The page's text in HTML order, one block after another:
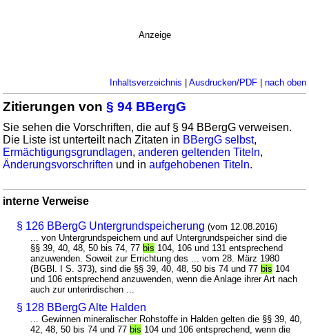
Anzeige
Inhaltsverzeichnis | Ausdrucken/PDF| nach oben
Zitierungen von§ 94 BBergG
Sie sehen die Vorschriften, die auf § 94 BBergG verweisen.
Die Liste ist unterteilt nach Zitaten in BBergG selbst,
Ermächtigungsgrundlagen,anderen geltenden Titeln,
Änderungsvorschriften und inaufgehobenen Titeln.
interne Verweise
§ 126 BBergG Untergrundspeicherung (vom 12.08.2016)
... von Untergrundspeichern und auf Untergrundspeicher sind die
§§ 39, 40, 48, 50 bis 74, 77bis 104, 106 und 131 entsprechend
anzuwenden. Soweit zur Errichtung des ... vom 28. März 1980
(BGBl. I S. 373), sind die §§ 39, 40, 48, 50 bis 74 und 77bis 104
und 106 entsprechend anzuwenden, wenn die Anlage ihrer Art nach
auch zur unterirdischen ...
§ 128 BBergG Alte Halden
... Gewinnen mineralischer Rohstoffe in Halden gelten die §§ 39, 40,
42, 48, 50 bis 74 und 77bis 104 und 106 entsprechend, wenn die